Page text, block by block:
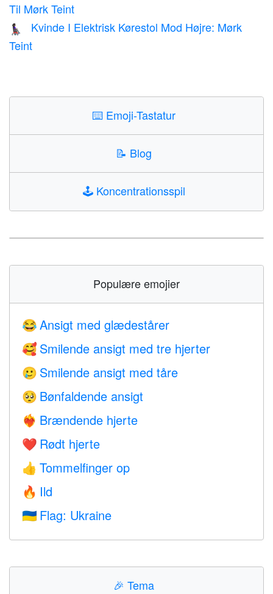
Til Mørk Teint
👩🏿‍🦼‍➡️
Kvinde I Elektrisk Kørestol Mod Højre: Mørk
Teint
⌨️ Emoji-Tastatur
📝 Blog
🕹️ Koncentrationsspil
Populære emojier
😂 Ansigt med glædestårer
🥰 Smilende ansigt med tre hjerter
🥲 Smilende ansigt med tåre
🥺 Bønfaldende ansigt
❤️‍🔥 Brændende hjerte
❤️ Rødt hjerte
👍 Tommelfinger op
🔥 Ild
🇺🇦 Flag: Ukraine
🎉 Tema